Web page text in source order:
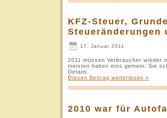
KFZ-Steuer,
Steueränderungen
17. Januar 2011
2011 müssen Verbraucher wieder
meisten haben eins gemein: Sie
Details.
Diesen Beitrag weiterlesen »
2010 war für